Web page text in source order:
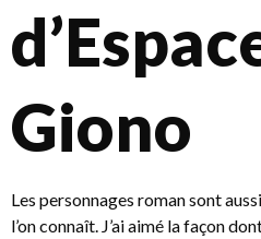
Giono
Les personnages roman sont
l’on connaît. J’ai aimé la façon